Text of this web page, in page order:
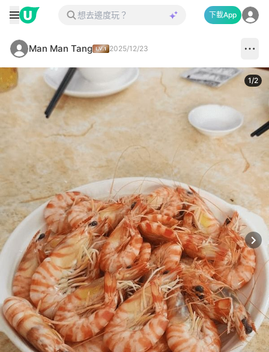
下載App
Man Man Tang 2025/12/23
1/2